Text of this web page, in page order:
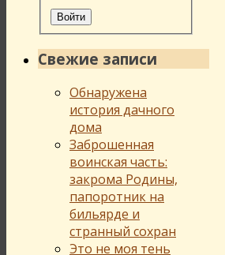
Войти
Свежие записи
Обнаружена
история дачного
дома
Заброшенная
воинская часть:
закрома Родины,
папоротник на
бильярде и
странный сохран
Это не моя тень